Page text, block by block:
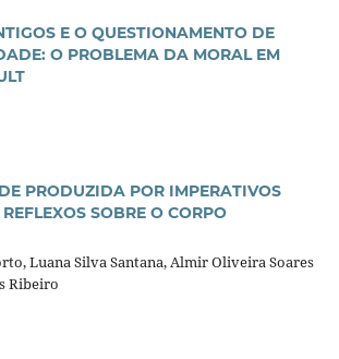
E O QUESTIONAMENTO DE
O PROBLEMA DA MORAL EM
PRODUZIDA POR IMPERATIVOS
SOBRE O CORPO
Luana Silva Santana, Almir Oliveira Soares
Ribeiro